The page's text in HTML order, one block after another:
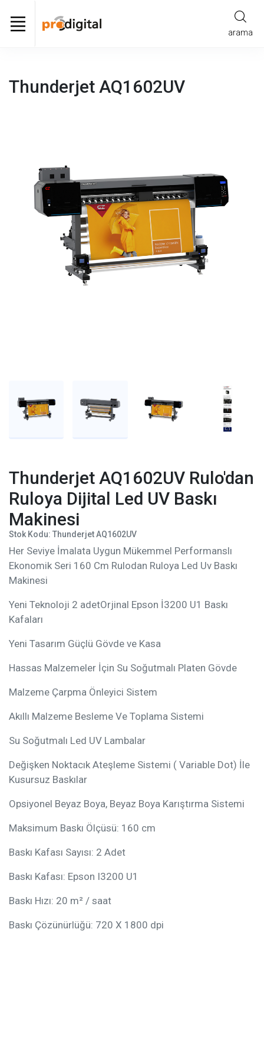
arama
Thunderjet AQ1602UV
Thunderjet AQ1602UV Rulo'dan
Ruloya Dijital Led UV Baskı
Makinesi
Stok Kodu: Thunderjet AQ1602UV
Her Seviye İmalata Uygun Mükemmel Performanslı
Ekonomik Seri 160 Cm Rulodan Ruloya Led Uv Baskı
Makinesi
Yeni Teknoloji 2 adetOrjinal Epson İ3200 U1 Baskı
Kafaları
Yeni Tasarım Güçlü Gövde ve Kasa
Hassas Malzemeler İçin Su Soğutmalı Platen Gövde
Malzeme Çarpma Önleyici Sistem
Akıllı Malzeme Besleme Ve Toplama Sistemi
Su Soğutmalı Led UV Lambalar
Değişken Noktacık Ateşleme Sistemi ( Variable Dot) İle
Kusursuz Baskılar
Opsiyonel Beyaz Boya, Beyaz Boya Karıştırma Sistemi
Maksimum Baskı Ölçüsü: 160 cm
Baskı Kafası Sayısı: 2 Adet
Baskı Kafası: Epson I3200 U1
Baskı Hızı: 20 m² / saat
Baskı Çözünürlüğü: 720 X 1800 dpi